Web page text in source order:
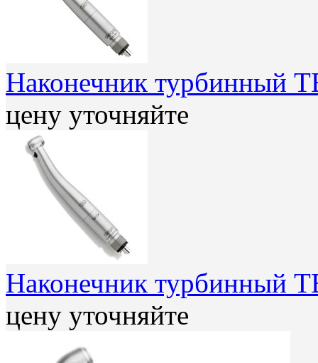
Наконечник турбинный
цену уточняйте
Наконечник турбинный
цену уточняйте